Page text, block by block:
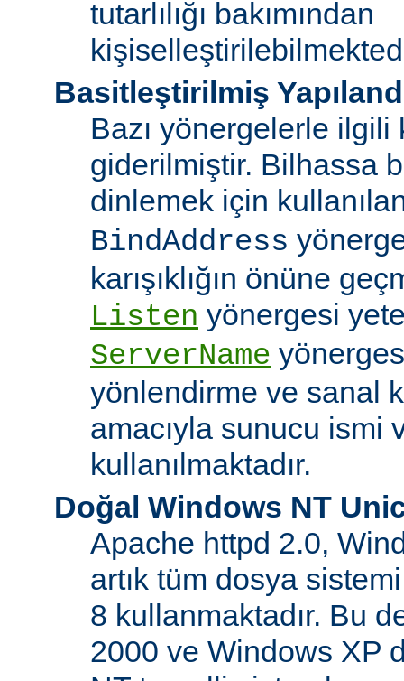
tutarlılığı bakımından
Basitleştirilmiş
Bazı yönergelerle ilgili
giderilmiştir. Bilhassa
dinlemek için
BindAddress
karışıklığın önüne
Listen yönergesi
ServerName
yönlendirme ve sanal
amacıyla sunucu ismi
kullanılmaktadır.
Doğal Windows NT
Apache httpd 2.0,
artık tüm dosya
8 kullanmaktadır. Bu
2000 ve Windows XP